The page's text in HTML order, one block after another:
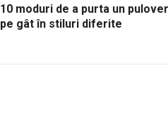
10 moduri de a purta un pulover
pe gât în stiluri diferite